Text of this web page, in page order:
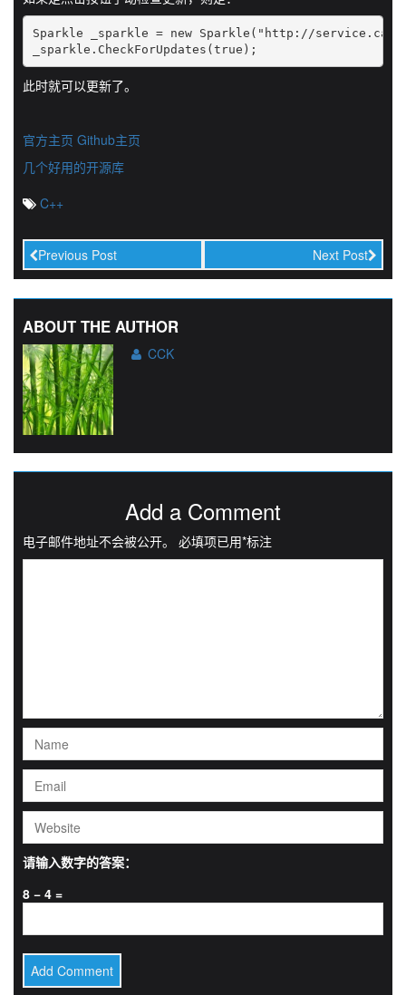
Sparkle _sparkle = new Sparkle("http://
_sparkle.CheckForUpdates(true);
此时就可以更新了。
官方主页 Github主页
几个好用的开源库
C++
Previous Post Next Post
ABOUT THE AUTHOR
CCK
Add a Comment
电子邮件地址不会被公开。 必填项已用*标注
请输入数字的答案：
8 − 4 =